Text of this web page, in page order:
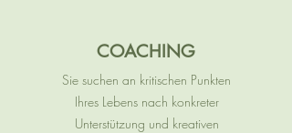
COACHING
Sie suchen an kritischen Punkten
Ihres Lebens nach konkreter
Unterstützung und kreativen